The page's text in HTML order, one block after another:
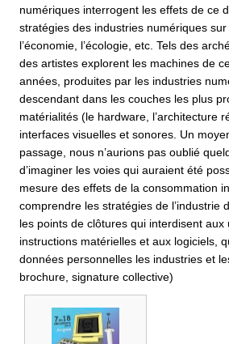
numériques interrogent les effets de ce
stratégies des industries numériques sur
l’économie, l’écologie, etc. Tels des
des artistes explorent les machines de
années, produites par les industries
descendant dans les couches les plus
matérialités (le hardware, l’architecture
interfaces visuelles et sonores. Un
passage, nous n’aurions pas oublié
d’imaginer les voies qui auraient été
mesure des effets de la consommation
comprendre les stratégies de l’industrie
les points de clôtures qui interdisent aux
instructions matérielles et aux logiciels,
données personnelles les industries et
brochure, signature collective)